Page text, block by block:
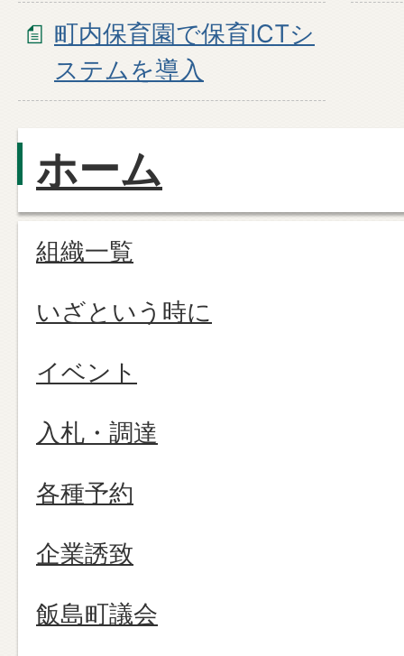
町内保育園で保育ICTシ
ステムを導入
ホーム
組織一覧
いざという時に
イベント
入札・調達
各種予約
企業誘致
飯島町議会